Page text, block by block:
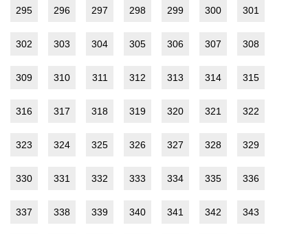
295 296 297 298 299 300 301
302 303 304 305 306 307 308
309 310 311 312 313 314 315
316 317 318 319 320 321 322
323 324 325 326 327 328 329
330 331 332 333 334 335 336
337 338 339 340 341 342 343